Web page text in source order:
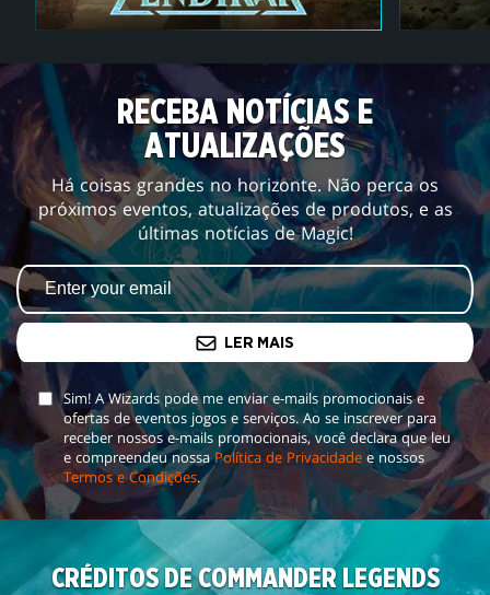
RECEBA NOTÍCIAS E
ATUALIZAÇÕES
Há coisas grandes no horizonte. Não perca os
próximos eventos, atualizações de produtos, e as
últimas notícias de Magic!
LER MAIS
Sim! A Wizards pode me enviar e-mails promocionais e
ofertas de eventos jogos e serviços. Ao se inscrever para
receber nossos e-mails promocionais, você declara que leu
e compreendeu nossaPolítica de Privacidade e nossos
Termos e Condições.
CRÉDITOS DE COMMANDER LEGENDS